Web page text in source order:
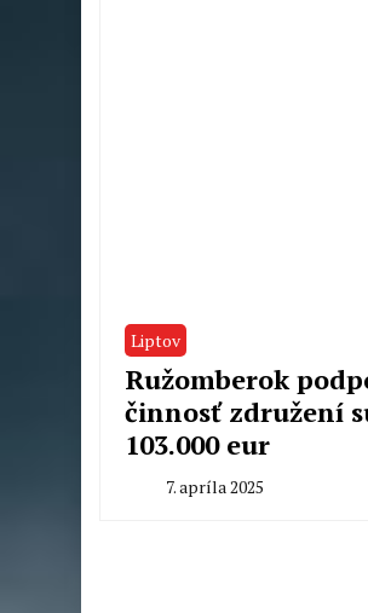
Liptov
Ružomberok
činnosť združení
103.000 eur
7. apríla 2025